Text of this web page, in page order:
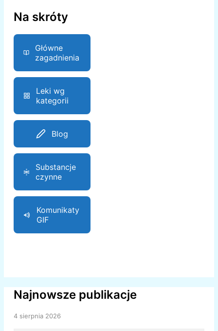
Na skróty
Główne
zagadnienia
Leki wg
kategorii
Blog
Substancje
czynne
Komunikaty
GIF
Najnowsze publikacje
4 sierpnia 2026